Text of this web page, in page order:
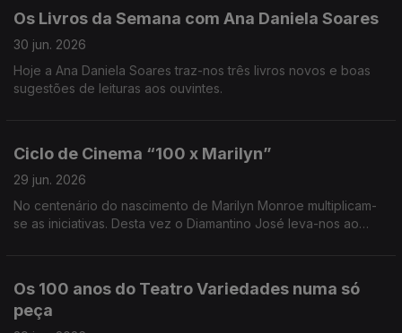
Os Livros da Semana com Ana Daniela Soares
30 jun. 2026
Hoje a Ana Daniela Soares traz-nos três livros novos e boas
sugestões de leituras aos ouvintes.
Ciclo de Cinema “100 x Marilyn”
29 jun. 2026
No centenário do nascimento de Marilyn Monroe multiplicam-
se as iniciativas. Desta vez o Diamantino José leva-nos ao
Os 100 anos do Teatro Variedades numa só
peça